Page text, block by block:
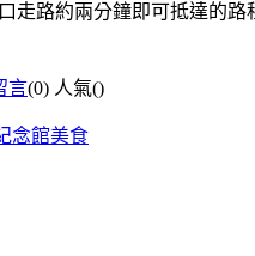
走路約兩分鐘即可抵達的路
言(0) 人氣()
念館美食